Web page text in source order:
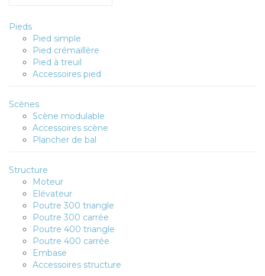
Pieds
Pied simple
Pied crémaillère
Pied à treuil
Accessoires pied
Scènes
Scène modulable
Accessoires scène
Plancher de bal
Structure
Moteur
Elévateur
Poutre 300 triangle
Poutre 300 carrée
Poutre 400 triangle
Poutre 400 carrée
Embase
Accessoires structure